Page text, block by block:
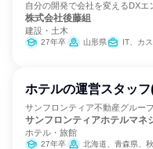
自分の開発で会社を変えるDXエ
株式会社後藤組
建設・土木
27年卒 山形県 IT、カ
ホテルの運営スタッ
サンフロンティア不動産グルー
サンフロンティアホテルマネ
ホテル・旅館
27年卒 北海道、青森県、秋田県、山形県、茨城県、栃木県、千葉県、新潟県、長野県、愛知県、京都府、大